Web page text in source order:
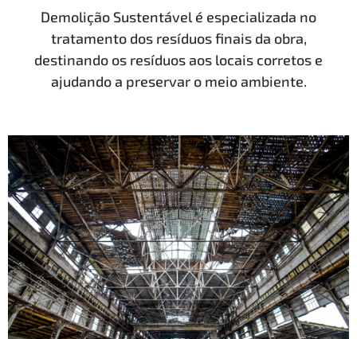
Demolição Sustentável é especializada no
tratamento dos resíduos finais da obra,
destinando os resíduos aos locais corretos e
ajudando a preservar o meio ambiente.